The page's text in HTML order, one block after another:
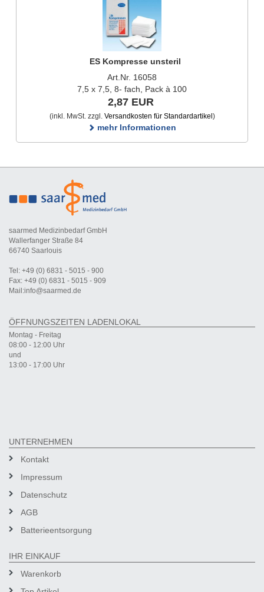
ES Kompresse unsteril
Art.Nr. 16058
7,5 x 7,5, 8- fach, Pack à 100
2,87 EUR
(inkl. MwSt. zzgl. Versandkosten für Standardartikel)
mehr Informationen
saarmed Medizinbedarf GmbH
Wallerfanger Straße 84
66740 Saarlouis
Tel: +49 (0) 6831 - 5015 - 900
Fax: +49 (0) 6831 - 5015 - 909
Mail:info@saarmed.de
ÖFFNUNGSZEITEN LADENLOKAL
Montag - Freitag
08:00 - 12:00 Uhr
und
13:00 - 17:00 Uhr
UNTERNEHMEN
Kontakt
Impressum
Datenschutz
AGB
Batterieentsorgung
IHR EINKAUF
Warenkorb